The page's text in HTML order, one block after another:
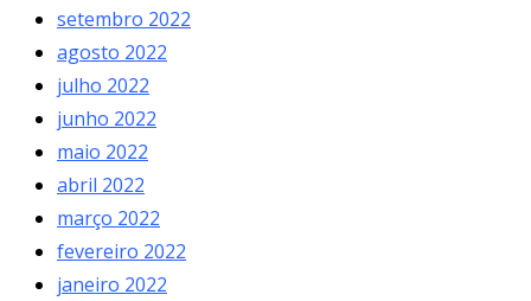
setembro 2022
agosto 2022
julho 2022
junho 2022
maio 2022
abril 2022
março 2022
fevereiro 2022
janeiro 2022